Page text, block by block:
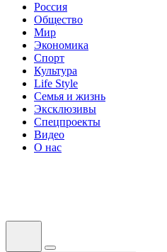
Россия
Общество
Мир
Экономика
Спорт
Культура
Life Style
Семья и жизнь
Эксклюзивы
Спецпроекты
Видео
О нас